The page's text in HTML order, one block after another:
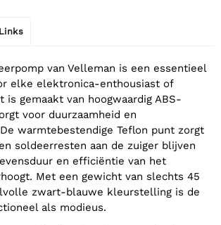
Links
van Velleman is een essentieel
elke elektronica-enthousiast of
is gemaakt van hoogwaardig ABS-
voor duurzaamheid en
warmtebestendige Teflon punt zorgt
soldeerresten aan de zuiger blijven
en efficiëntie van het
Met een gewicht van slechts 45
zwart-blauwe kleurstelling is de
als modieus.